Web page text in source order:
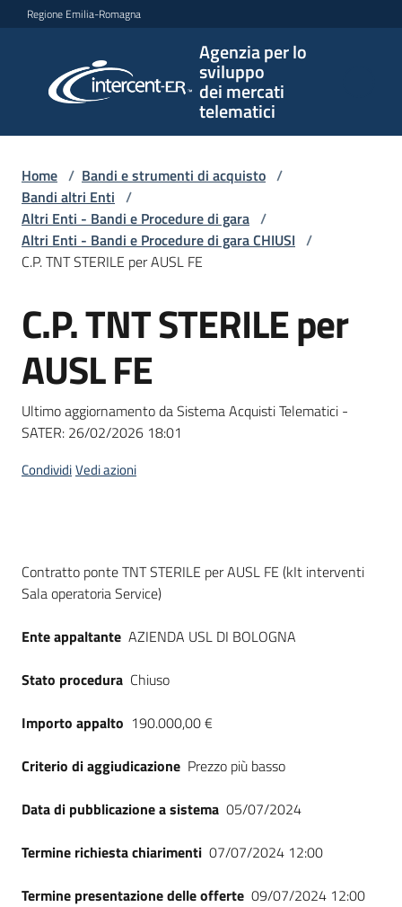
Vai al contenuto
Vai alla navigazione
Vai al footer
Regione Emilia-Romagna
Agenzia per lo
sviluppo
dei mercati
telematici
per lo
sviluppo
telematici
L'Agenzia
Bandi
strumenti
acquisto
telematiche
English
site
Seguici
Home / Bandi e strumenti di acquisto /
Bandi altri Enti /
Altri Enti - Bandi e Procedure di gara /
Altri Enti - Bandi e Procedure di gara CHIUSI /
C.P. TNT STERILE per AUSL FE
Salta al contenuto
C.P. TNT STERILE per
AUSL FE
Ultimo aggiornamento da Sistema Acquisti Telematici -
SATER: 26/02/2026 18:01
CondividiVedi azioni
Dati del bando
Contratto ponte TNT STERILE per AUSL FE (kIt interventi
Sala operatoria Service)
Ente appaltante AZIENDA USL DI BOLOGNA
Stato procedura Chiuso
Importo appalto 190.000,00 €
Criterio di aggiudicazione Prezzo più basso
Data di pubblicazione a sistema 05/07/2024
Termine richiesta chiarimenti 07/07/2024 12:00
Termine presentazione delle offerte 09/07/2024 12:00